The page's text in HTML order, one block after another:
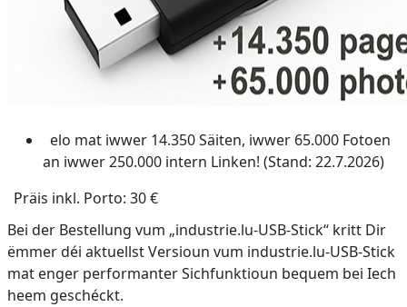
elo mat iwwer 14.350 Säiten, iwwer 65.000 Fotoen
an iwwer 250.000 intern Linken! (Stand: 22.7.2026)
Präis inkl. Porto: 30 €
Bei der Bestellung vum „industrie.lu-USB-Stick“ kritt Dir
ëmmer déi aktuellst Versioun vum industrie.lu-USB-Stick
mat enger performanter Sichfunktioun bequem bei Iech
heem geschéckt.